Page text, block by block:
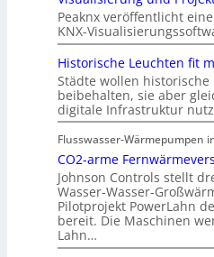
Peaknx veröffentlicht
KNX-
Historische Leuchten fit
Städte wollen historische
beibehalten, sie aber
digitale Infrastruktur
Flusswasser-Wärmepumpen
CO2-arme
Johnson Controls stellt
Wasser-Wasser-
Pilotprojekt PowerLahn
bereit. Die Maschinen
Lahn…